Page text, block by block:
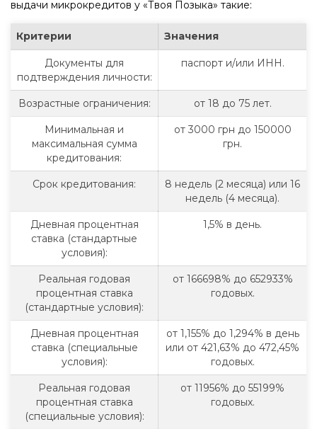
выдачи микрокредитов у «Твоя Позыка» такие:
Критерии Значения
Документы для
подтверждения личности:
паспорт и/или ИНН.
Возрастные ограничения: от 18 до 75 лет.
Минимальная и
максимальная сумма
кредитования:
от 3000 грн до 150000
грн.
Срок кредитования:
8 недель (2 месяца) или 16
недель (4 месяца).
Дневная процентная
ставка (стандартные
условия):
1,5% в день.
Реальная годовая
процентная ставка
(стандартные условия):
от 166698% до 652933%
годовых.
Дневная процентная
ставка (специальные
условия):
от 1,155% до 1,294% в день
или от 421,63% до 472,45%
годовых.
Реальная годовая
процентная ставка
(специальные условия):
от 11956% до 55199%
годовых.